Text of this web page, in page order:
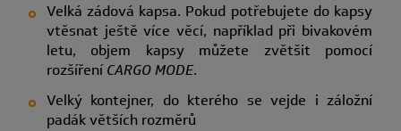
Velká zádová kapsa. Pokud potřebujete do kapsy
vtěsnat ještě více věcí, například při bivakovém
letu, objem kapsy můžete zvětšit pomocí
rozšířeníCARGO MODE.
Velký kontejner, do kterého se vejde i záložní
padák větších rozměrů